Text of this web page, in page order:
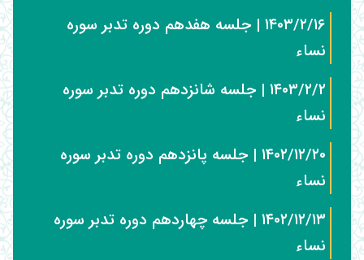
۱۴۰۳/۲/۱۶ | جلسه هفدهم دوره تدبر سوره
نساء
۱۴۰۳/۲/۲ | جلسه شانزدهم دوره تدبر سوره
نساء
۱۴۰۲/۱۲/۲۰ | جلسه پانزدهم دوره تدبر سوره
نساء
۱۴۰۲/۱۲/۱۳ | جلسه چهاردهم دوره تدبر سوره
نساء